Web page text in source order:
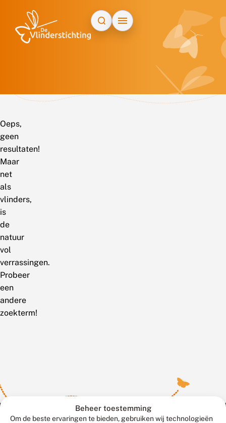
Beheer toestemming
Om de beste ervaringen te bieden, gebruiken wij technologieën
Oeps,
geen
resultaten!
Maar
net
als
vlinders,
is
de
natuur
vol
verrassingen.
Probeer
een
andere
zoekterm!